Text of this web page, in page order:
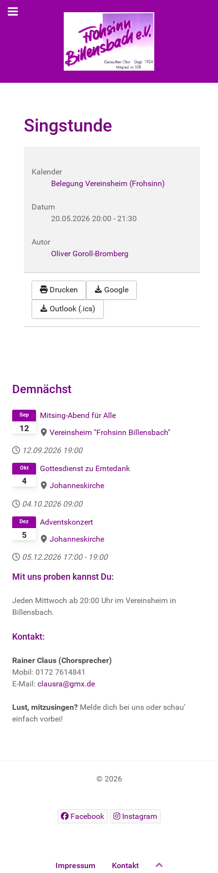
Singstunde
Kalender
Belegung Vereinsheim (Frohsinn)
Datum
20.05.2026 20:00 - 21:30
Autor
Oliver Goroll-Bromberg
Drucken Google
Outlook (.ics)
Demnächst
12
Sep
Mitsing-Abend für Alle
Vereinsheim "Frohsinn Billensbach"
12.09.2026 19:00
4
Okt
Gottesdienst zu Erntedank
Johanneskirche
04.10.2026 09:00
5
Dez
Adventskonzert
Johanneskirche
05.12.2026 17:00 - 19:00
Mit uns proben kannst Du:
Jeden Mittwoch ab 20:00 Uhr im Vereinsheim in
Billensbach.
Kontakt:
Rainer Claus (Chorsprecher)
Mobil: 0172 7614841
E-Mail: clausra@gmx.de
Lust, mitzusingen? Melde dich bei uns oder schau'
einfach vorbei!
© 2026
Facebook Instagram
Impressum Kontakt